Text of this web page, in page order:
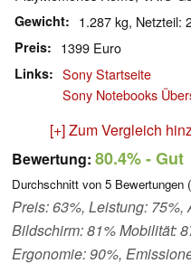
Gewicht 1.287 kg, Netzteil:
Preis 1399 Euro
Links
Sony Startseite
Sony Notebooks
[+] Zum Vergleich
Bewertung: 80.4%- Gut
Durchschnitt von 5 Bewertungen
Preis: 63%, Leistung: 75%,
Bildschirm: 81% Mobilität:
Ergonomie: 90%,